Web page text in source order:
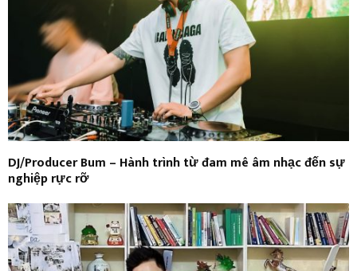
DJ/Producer Bum – Hành trình từ đam mê âm nhạc đến sự
nghiệp rực rỡ